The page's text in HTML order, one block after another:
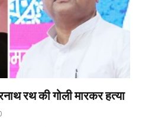
रथ की गोली मारकर हत्या